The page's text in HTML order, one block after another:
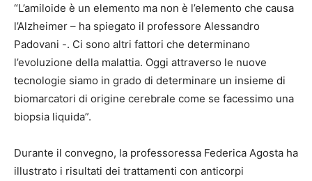
“L’amiloide è un elemento ma non è l’elemento che causa
l’Alzheimer – ha spiegato il professore Alessandro
Padovani -. Ci sono altri fattori che determinano
l’evoluzione della malattia. Oggi attraverso le nuove
tecnologie siamo in grado di determinare un insieme di
biomarcatori di origine cerebrale come se facessimo una
biopsia liquida”.
Durante il convegno, la professoressa Federica Agosta ha
illustrato i risultati dei trattamenti con anticorpi